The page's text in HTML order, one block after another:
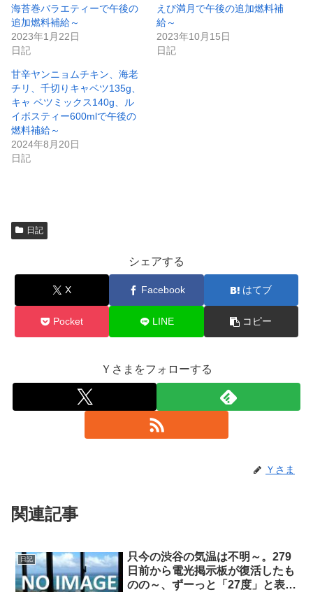
ウ
で
開
き
ま
い
(
新
し
い
ン
ド
ウ
で
開
き
)
海苔巻バラエティーで午後の
追加燃料補給～
2023年1月22日
日記
えび満月で午後の追加燃料補
給～
2023年10月15日
日記
甘辛ヤンニョムチキン、海老
チリ、千切りキャベツ135g、
キャ ベツミックス140g、ル
イボスティー600mlで午後の
燃料補給～
2024年8月20日
日記
日記
シェアする
X Facebook はてブ
Pocket LINE コピー
Ｙさまをフォローする
Ｙさま
関連記事
日記
只今の渋谷の気温は不明～。279
日前から電光掲示板が復活したも
のの～、ずーっと「27度」と表示